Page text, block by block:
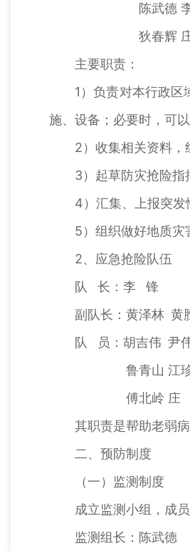
陈武德 李世
狄春辉 庄 猛
主要职责：
1）负责对本行政
施、设备；必要时，可
2）收集相关资料，
3）起草防灾抢险指
4）汇集、上报突
5）组织做好地质灾
2、应急抢险队伍
队 长：李 锋
副队长：黄泽林 黄
队 员：胡吉伟 尹
鲁青山 江珍恕
傅北岭 庄 猛
其职责是帮助老弱
二、预防制度
（一）监测制度
成立监测小组，成
监测组长：陈武德